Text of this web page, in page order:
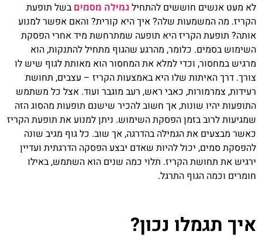
לא מעט אנשים חוששים להתחילגמילה מסמים בשל תופעת
הקריז. מה המשמעות שלה? איך היא קורית? והאם אפשר למנוע
אותה? תופעת הקריז היא תופעה שמתרחשת מיד אחרי הפסקת
השימוש בסמים. כלומר, מהרגע שהגוף מתחיל להתנקות, הוא
מרגיש במחסור, וכדי למלא את המחסור הוא מאותת לגוף שיש לו
צורך. דרך האיתות שלו היא באמצעות הקריז – עצבים, תחושת
רעידות, צמרמורות, כאבי ראש, רעב מוגבר ועוד. אצל כל משתמש
התופעות יהיו שונות, אך חשוב להכיר שישנם תופעות מהסוג הזה
שמגיעות לרוב בזמן הפסקת השימוש. ניתן למנוע את תופעת הקריז
כאשר מבצעים את הגמילה בהדרגה, אך שוב. כל גוף מגיב שונה
להפסקת סמים, יכול להיות שאדם יבצע הפסקה הדרגתית ועדיין
ירגיש את תחושת הקריז. תלוי כמה שנים הוא השתמש, באילו
חומרים וכמה הגוף התרגל.
איך תגמלו נכון?